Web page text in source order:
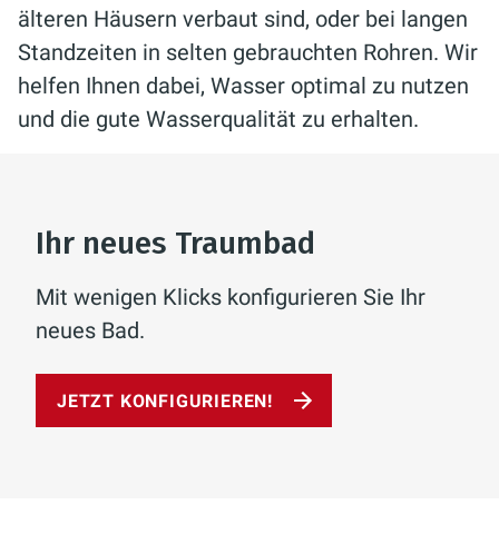
älteren Häusern verbaut sind, oder bei langen
Standzeiten in selten gebrauchten Rohren. Wir
helfen Ihnen dabei, Wasser optimal zu nutzen
und die gute Wasserqualität zu erhalten.
Ihr neues Traumbad
Mit wenigen Klicks konfigurieren Sie Ihr
neues Bad.
JETZT KONFIGURIEREN!